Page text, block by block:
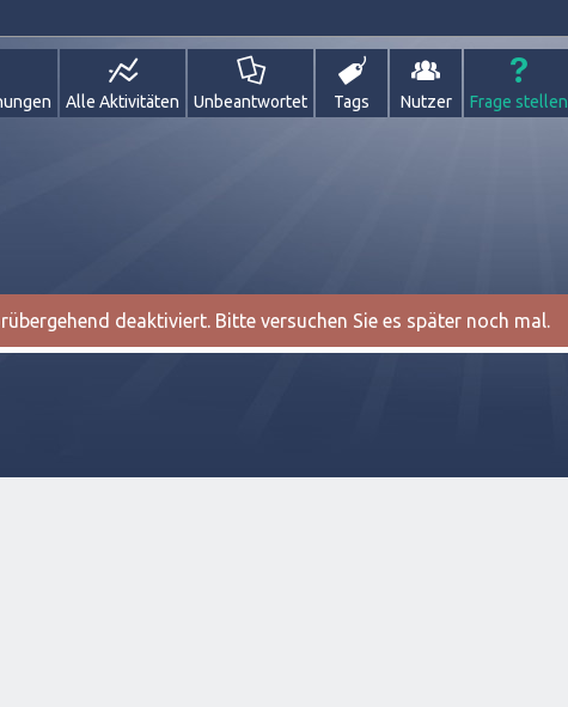
Alle Aktivitäten Unbeantwortet Tags Nutzer Frage stellen
deaktiviert. Bitte versuchen Sie es später noch mal.